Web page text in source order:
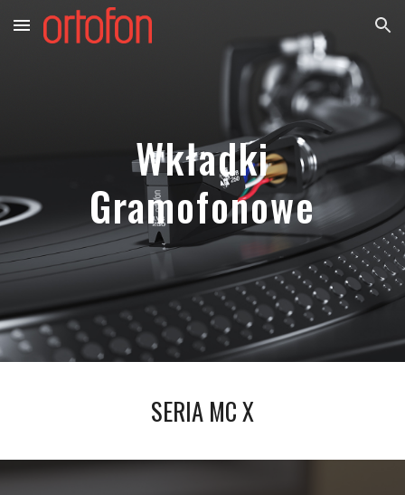
Skip to main content Skip to navigation
Wkładki
Gramofonowe
SERIA MC X